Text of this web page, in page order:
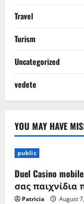
Travel
Turism
Uncategorized
vedete
YOU MAY HAVE
public
Duel Casino
σας παιχνίδια
Patricia August